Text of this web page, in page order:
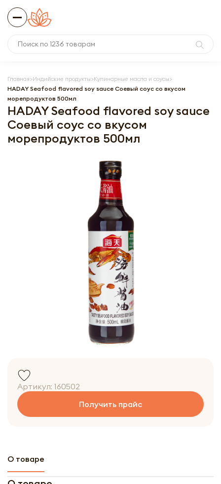
Главная Индийские продукты Кулинарные масла и соусы
HADAY Seafood flavored soy sauce Соевый соус со вкусом
морепродуктов 500мл
HADAY Seafood flavored soy sauce
Соевый соус со вкусом
морепродуктов 500мл
Артикул: 160502
Получить прайс
О товаре